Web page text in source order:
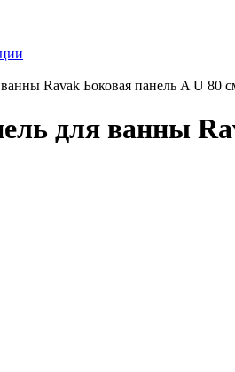
ванны Ravak Боковая панель A U 80
для ванны